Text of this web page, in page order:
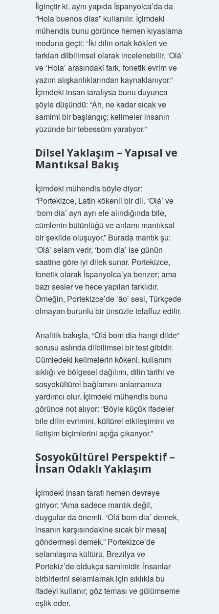
İlginçtir ki, aynı yapıda İspanyolca’da da
“Hola buenos días” kullanılır. İçimdeki
mühendis bunu görünce hemen kıyaslama
moduna geçti: “İki dilin ortak kökleri ve
farkları dilbilimsel olarak incelenebilir. ‘Olá’
ve ‘Hola’ arasındaki fark, fonetik evrim ve
yazım alışkanlıklarından kaynaklanıyor.”
İçimdeki insan tarafıysa bunu duyunca
şöyle düşündü: “Ah, ne kadar sıcak ve
samimi bir başlangıç; kelimeler insanın
yüzünde bir tebessüm yaratıyor.”
Dilsel Yaklaşım – Yapısal ve
Mantıksal Bakış
İçimdeki mühendis böyle diyor:
“Portekizce, Latin kökenli bir dil. ‘Olá’ ve
‘bom dia’ ayrı ayrı ele alındığında bile,
cümlenin bütünlüğü ve anlamı mantıksal
bir şekilde oluşuyor.” Burada mantık şu:
‘Olá’ selam verir, ‘bom dia’ ise günün
saatine göre iyi dilek sunar. Portekizce,
fonetik olarak İspanyolca’ya benzer; ama
bazı sesler ve hece yapıları farklıdır.
Örneğin, Portekizce’de ‘ão’ sesi, Türkçede
olmayan burunlu bir ünsüzle telaffuz edilir.
Analitik bakışla, “Olá bom dia hangi dilde”
sorusu aslında dilbilimsel bir test gibidir.
Cümledeki kelimelerin kökeni, kullanım
sıklığı ve bölgesel dağılımı, dilin tarihi ve
sosyokültürel bağlamını anlamamıza
yardımcı olur. İçimdeki mühendis bunu
görünce not alıyor: “Böyle küçük ifadeler
bile dilin evrimini, kültürel etkileşimini ve
iletişim biçimlerini açığa çıkarıyor.”
Sosyokültürel Perspektif –
İnsan Odaklı Yaklaşım
İçimdeki insan tarafı hemen devreye
giriyor: “Ama sadece mantık değil,
duygular da önemli. ‘Olá bom dia’ demek,
insanın karşısındakine sıcak bir mesaj
göndermesi demek.” Portekizce’de
selamlaşma kültürü, Brezilya ve
Portekiz’de oldukça samimidir. İnsanlar
birbirlerini selamlamak için sıklıkla bu
ifadeyi kullanır; göz teması ve gülümseme
eşlik eder.